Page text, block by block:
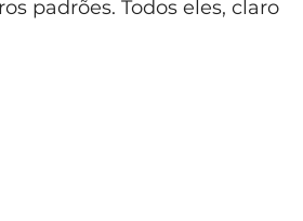
padrões. Todos eles, claro